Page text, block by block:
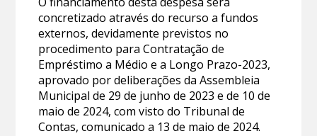
concretizado através do recurso a fundos
externos, devidamente previstos no
procedimento para Contratação de
Empréstimo a Médio e a Longo Prazo-2023,
aprovado por deliberações da Assembleia
Municipal de 29 de junho de 2023 e de 10 de
maio de 2024, com visto do Tribunal de
Contas, comunicado a 13 de maio de 2024.